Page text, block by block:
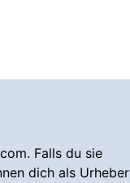
Falls du sie
dich als Urheber